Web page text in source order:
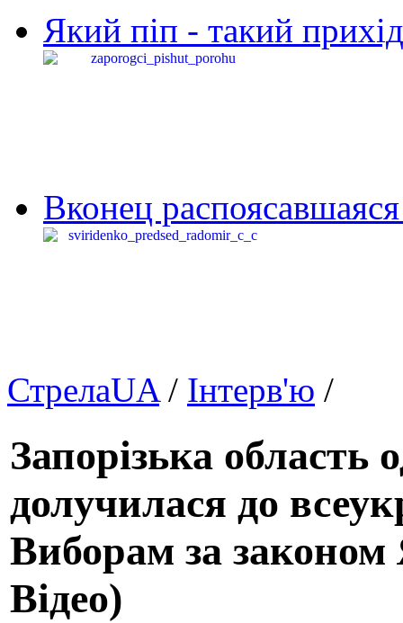
Який піп - такий
Вконец
СтрелаUA/ Інтерв'ю /
Запорізька область
долучилася до
Виборам за
Відео)